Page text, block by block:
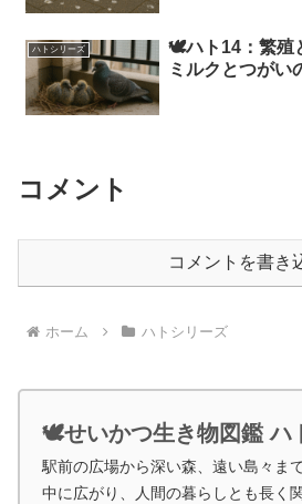
ハトシリーズ
🕊️ハト14：繁殖
ミルクとつがい
コメント
コメントを書き
ホーム ハトシリーズ
🕊️せいかつ生き物図鑑 ハ
駅前の広場から深い森、遠い島々ま
中に広がり、人間の暮らしとも長く